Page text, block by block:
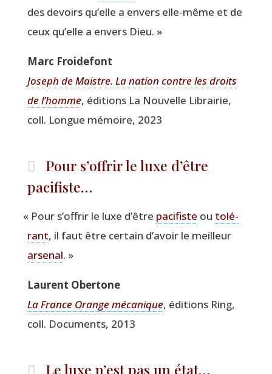
des devoirs qu’elle a envers elle-même et de
ceux qu’elle a envers Dieu. »
Marc Froi­de­font
Joseph de Maistre. La nation contre les droits
de l’homme, édi­tions La Nou­velle Librai­rie,
coll. Longue mémoire, 2023
Pour s’offrir le luxe d’être
pacifiste…
« Pour s’of­frir le luxe d’être paci­fiste ou tolé­
rant, il faut être cer­tain d’a­voir le meilleur
arse­nal. »
Laurent Ober­tone
La France Orange méca­nique, édi­tions Ring,
coll. Docu­ments, 2013
Le luxe n’est pas un état…